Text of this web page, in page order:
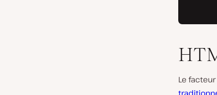
Le